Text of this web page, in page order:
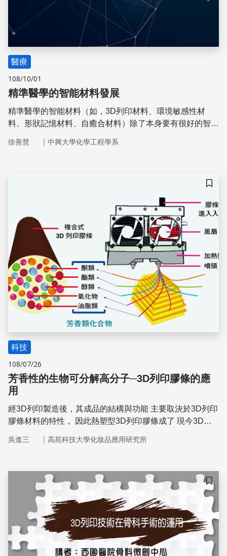
醫療
108/10/01
精準醫學的智能材料發展
精準醫學的智能材料（如，3D列印材料、環境敏感性材
料、形狀記憶材料、自癒合材料）除了本身要有很好的智能
常的代謝與自然人體的修復，是一門大學問喔！
徐善慧 ｜ 中興大學化學工程學系
儲存
科技
108/07/26
芳香性的生物可分解高分子─3D列印膠條的應
用
經3D列印製造後，其成品的結構與功能 主要取決於3D列印
膠條材料的特性， 因此熱塑型3D列印膠條成了 現今3D列
吳進三 ｜ 高苑科技大學化妝品應用研究所
儲存